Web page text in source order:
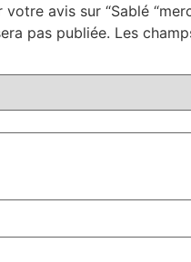
avis sur “Sablé
pas publiée. Les